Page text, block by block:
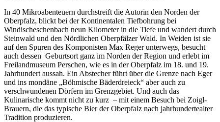
In 40 Mikroabenteuern durchstreift die Autorin den Norden der
Oberpfalz, blickt bei der Kontinentalen Tiefbohrung bei
Windischeschenbach neun Kilometer in die Tiefe und wandert durch
Steinwald und den Nördlichen Oberpfälzer Wald. In Weiden ist sie
auf den Spuren des Komponisten Max Reger unterwegs, besucht
auch dessen Geburtsort ganz im Norden der Region und erlebt im
Freilandmuseum Perschen, wie es in der Oberpfalz im 18. und 19.
Jahrhundert aussah. Ein Abstecher führt über die Grenze nach Eger
und ins mondäne „Böhmische Bäderdreieck“ aber auch zu
verschwundenen Dörfern im Grenzgebiet. Und auch das
Kulinarische kommt nicht zu kurz – mit einem Besuch bei Zoigl-
Brauern, die das typische Bier der Oberpfalz nach jahrhundertealter
Tradition produzieren.